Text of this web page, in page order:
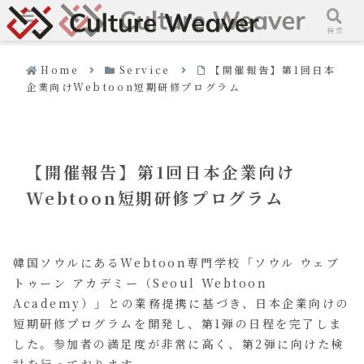
Home Service
【開催報告】第1回日本
企業向けWebtoon短期研修プログラム
【開催報告】第1回日本企業向け
Webtoon短期研修プログラム
韓国ソウルにあるWebtoon専門学校「ソウル ウェブ
トゥーン アカデミー（Seoul Webtoon
Academy）」との業務提携に基づき、日本企業向けの
短期研修プログラムを開発し、第1弾の日程を完了しま
した。参加者の満足度が非常に高く、第2弾に向けた検
メニュー 検索